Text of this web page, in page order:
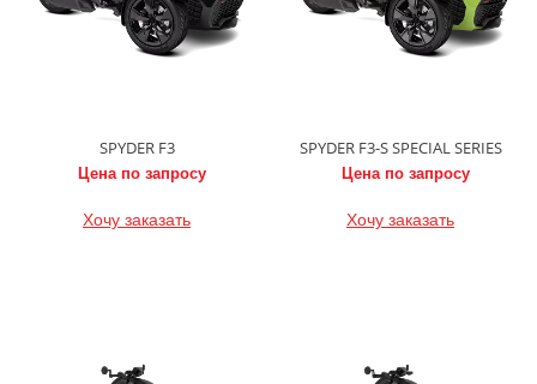
SPYDER F3
Цена по запросу
Хочу заказать
SPYDER F3-S SPECIAL SERIES
Цена по запросу
Хочу заказать